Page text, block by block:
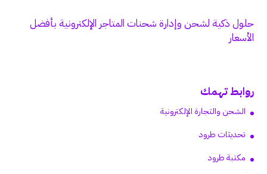
حلول ذكية لشحن وإدارة شحنات المتاجر الإلكترونية بأفضل
الأسعار
روابط تهمك
الشحن والتجارة الإلكترونية
تحديثات طرود
مكتبة طرود